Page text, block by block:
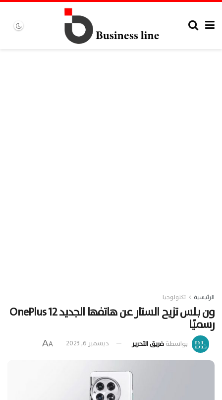
الرئيسية تكنولوجيا
ون بلس تزيح الستار عن هاتفها الجديد OnePlus 12
رسميًا
بواسطةفريق التحرير ديسمبر 6, 2023 A
A